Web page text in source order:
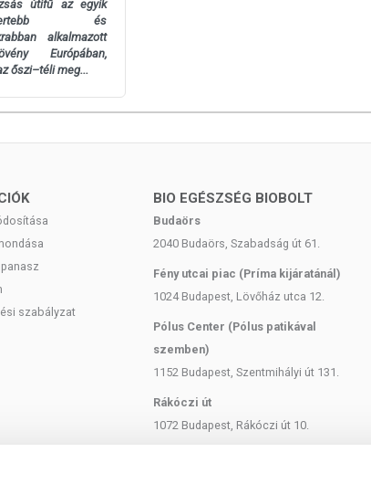
útifű az egyik
és
alkalmazott
Európában,
őszi–téli meg...
szabályzat
BIO EGÉSZSÉG BIOBOLT
Budaörs
2040 Budaörs, Szabadság út 61.
Fény utcai piac (Príma kijáratánál)
1024 Budapest, Lövőház utca 12.
Pólus Center (Pólus patikával
szemben)
1152 Budapest, Szentmihályi út 131.
Rákóczi út
1072 Budapest, Rákóczi út 10.